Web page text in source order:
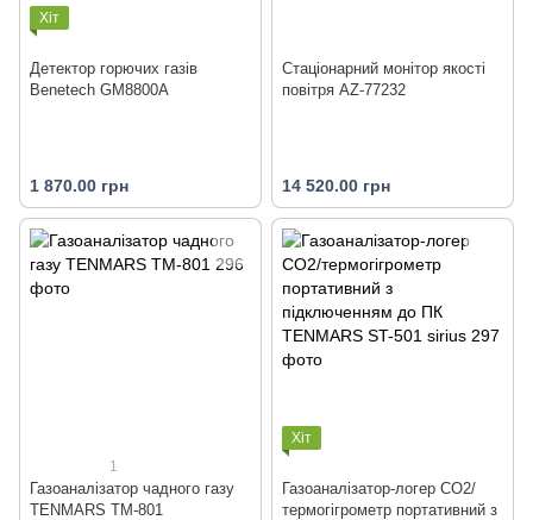
Хіт
Детектор горючих газів
Benetech GM8800A
1 870.00 грн
Стаціонарний монітор якості
повітря AZ-77232
14 520.00 грн
1
Газоаналізатор чадного газу
TENMARS TM-801
Хіт
Газоаналізатор-логер CO2/
термогігрометр портативний з